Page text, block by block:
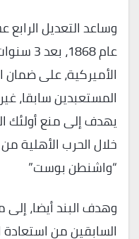
وساعد التعديل
عام
الأميركية، على
المستعبدين سابقا،
يهدف إلى منع أولئك
خلال الحرب الأهلية
“واشنطن بوست”
وهدف البند أيضا، إلى
السابقين من